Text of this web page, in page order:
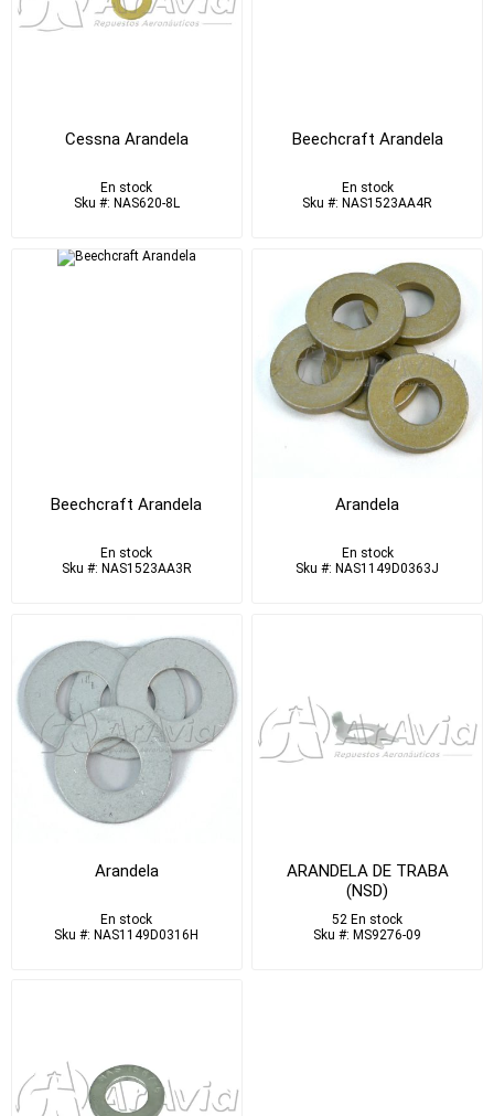
Cessna Arandela
En stock
Sku #: NAS620-8L
Beechcraft Arandela
En stock
Sku #: NAS1523AA4R
Beechcraft Arandela
En stock
Sku #: NAS1523AA3R
Arandela
En stock
Sku #: NAS1149D0363J
Arandela
En stock
Sku #: NAS1149D0316H
ARANDELA DE TRABA
(NSD)
52 En stock
Sku #: MS9276-09